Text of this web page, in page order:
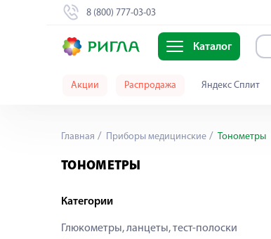
8 (800) 777-03-03
Каталог
Акции Распродажа Яндекс Сплит
Главная Приборы медицинские Тонометры
ТОНОМЕТРЫ
Категории
Глюкометры, ланцеты, тест-полоски